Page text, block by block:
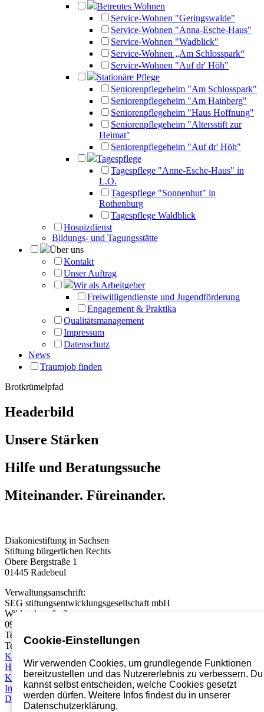
Betreutes Wohnen
Service-Wohnen "Geringswalde"
Service-Wohnen "Anna-Esche-Haus"
Service-Wohnen "Wadblick"
Service-Wohnen „Am Schlosspark“
Service-Wohnen "Auf dr' Höh"
Stationäre Pflege
Seniorenpflegeheim "Am Schlosspark"
Seniorenpflegeheim "Am Hainberg"
Seniorenpflegeheim "Haus Hoffnung"
Seniorenpflegeheim "Altersstift zur
Heimat"
Seniorenpflegeheim "Auf dr' Höh"
Tagespflege
Tagespflege "Anne-Esche-Haus" in
L.O.
Tagespflege "Sonnenhut" in
Rothenburg
Tagespflege Waldblick
Hospizdienst
Bildungs- und Tagungsstätte
Über uns
Kontakt
Unser Auftrag
Wir als Arbeitgeber
Freiwilligendienste und Jugendförderung
Engagement & Praktika
Qualitätsmanagement
Impressum
Datenschutz
News
Traumjob finden
Brotkrümelpfad
Headerbild
Unsere Stärken
Hilfe und Beratungssuche
Miteinander. Füreinander.
Diakoniestiftung in Sachsen
Stiftung bürgerlichen Rechts
Obere Bergstraße 1
01445 Radebeul
Verwaltungsanschrift:
SEG stiftungsentwicklungsgesellschaft mbH
Wildparkstraße 3
09247 Chemnitz
Telefon:
03722 46937 0
Telefax: 03722 49937 99
Karriereportal
Hinweisgebersystem
Kontakt
Impressum
Datenschutz
Cookie-Einstellungen
Wir verwenden Cookies, um grundlegende Funktionen
bereitzustellen und das Nutzererlebnis zu verbessern. Du
kannst selbst entscheiden, welche Cookies gesetzt
werden dürfen. Weitere Infos findest du in unserer
Datenschutzerklärung.